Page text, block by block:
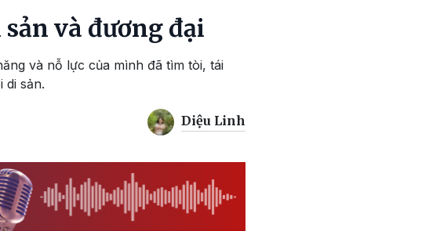
và đương đại
và nỗ lực của mình đã tìm tòi, tái
di sản.
Diệu Linh